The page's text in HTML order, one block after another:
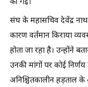
की गई।
संघ के महासचिव देवेंद्र
कारण वर्तमान किराया
होता जा रहा है। उन्होंने
उनकी मांगों पर कोई
अनिश्चितकालीन हड़ताल के